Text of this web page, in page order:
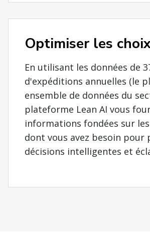
Optimiser les
En utilisant les données de
d'expéditions annuelles (le
ensemble de données du
plateforme Lean AI vous
informations fondées sur
dont vous avez besoin pour
décisions intelligentes et